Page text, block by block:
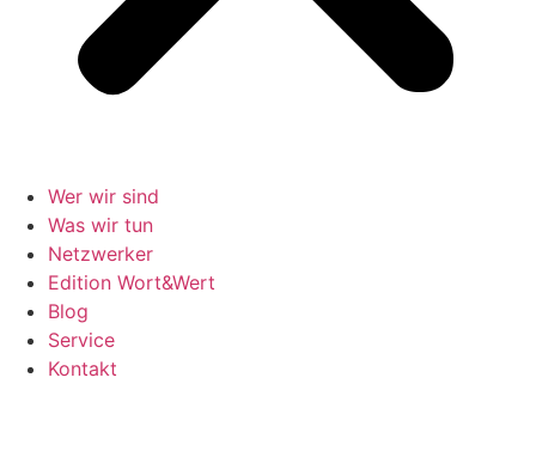
Wer wir sind
Was wir tun
Netzwerker
Edition Wort&Wert
Blog
Service
Kontakt